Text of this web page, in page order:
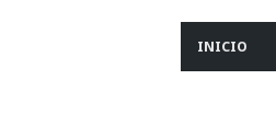
INICIO